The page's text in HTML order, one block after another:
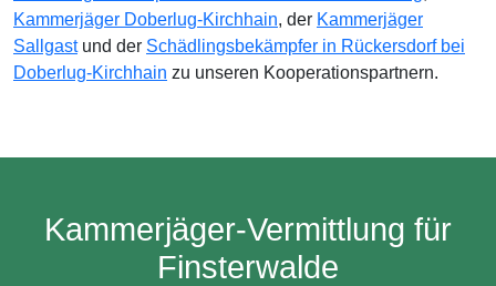
Kammerjäger Doberlug-Kirchhain, der Kammerjäger
Sallgastund der Schädlingsbekämpfer in Rückersdorf bei
Doberlug-Kirchhain zu unseren Kooperationspartnern.
Kammerjäger-Vermittlung für
Finsterwalde